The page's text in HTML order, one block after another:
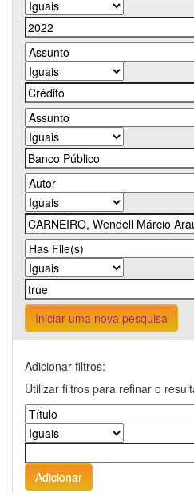
Iniciar uma nova pesquisa
Adicionar filtros:
Utilizar filtros para refinar o